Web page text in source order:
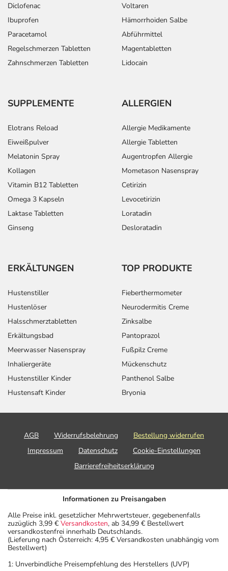
Diclofenac
Ibuprofen
Paracetamol
Regelschmerzen Tabletten
Zahnschmerzen Tabletten
Voltaren
Hämorrhoiden Salbe
Abführmittel
Magentabletten
Lidocain
SUPPLEMENTE
Elotrans Reload
Eiweißpulver
Melatonin Spray
Kollagen
Vitamin B12 Tabletten
Omega 3 Kapseln
Laktase Tabletten
Ginseng
ALLERGIEN
Allergie Medikamente
Allergie Tabletten
Augentropfen Allergie
Mometason Nasenspray
Cetirizin
Levocetirizin
Loratadin
Desloratadin
ERKÄLTUNGEN
Hustenstiller
Hustenlöser
Halsschmerztabletten
Erkältungsbad
Meerwasser Nasenspray
Inhaliergeräte
Hustenstiller Kinder
Hustensaft Kinder
TOP PRODUKTE
Fieberthermometer
Neurodermitis Creme
Zinksalbe
Pantoprazol
Fußpilz Creme
Mückenschutz
Panthenol Salbe
Bryonia
AGB Widerrufsbelehrung
Bestellung widerrufen
Impressum
Datenschutz
Cookie-Einstellungen
Barrierefreiheitserklärung
Informationen zu Preisangaben
Alle Preise inkl. gesetzlicher Mehrwertsteuer, gegebenenfalls
zuzüglich 3,99 € Versandkosten, ab 34,99 € Bestellwert
versandkostenfrei innerhalb Deutschlands.
(Lieferung nach Österreich: 4,95 € Versandkosten unabhängig vom
Bestellwert)
1: Unverbindliche Preisempfehlung des Herstellers (UVP)